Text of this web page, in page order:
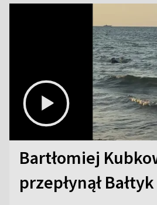
Bartłomiej
przepłynął